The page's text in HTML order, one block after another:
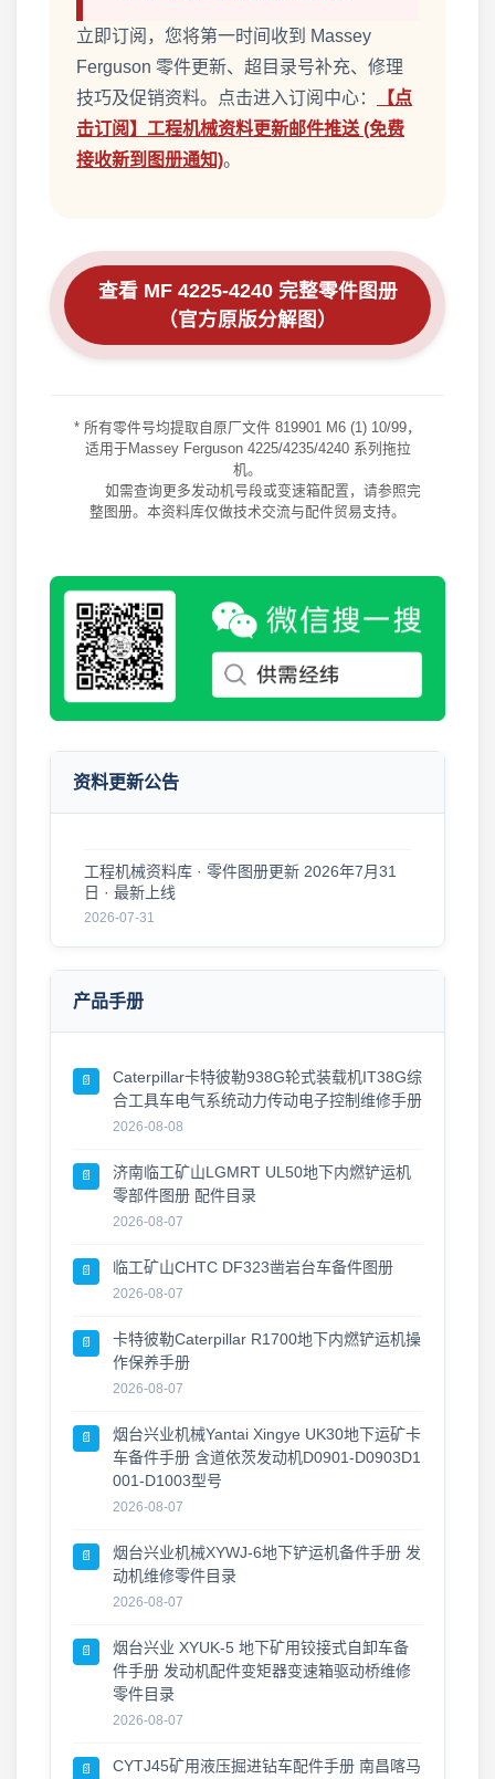
立即订阅，您将第一时间收到 Massey
Ferguson 零件更新、超目录号补充、修理
技巧及促销资料。点击进入订阅中心：
【点
击订阅】工程机械资料更新邮件推送 (免费
接收新到图册通知)。
查看 MF 4225-4240 完整零件图册
（官方原版分解图）
* 所有零件号均提取自原厂文件 819901 M6 (1) 10/99，
适用于Massey Ferguson 4225/4235/4240 系列拖拉
机。
如需查询更多发动机号段或变速箱配置，请参照完
整图册。本资料库仅做技术交流与配件贸易支持。
资料更新公告
2026年8月7日 工程机械资料库 · 更新公告
2026-08-07
工程机械资料库 · 更新公告 2026年8月5日
新公告
日 · 最新上线
2026-07-31
工程机械零件图册更新 · 2026年7月29日
2026-07-29
工程机械资料更新 · 零件图册·维修手册 2026年
7月27日 · 新版上线
2026-07-27
工程机械零件图册更新 · 2026年7月26日
2026-07-26
2026-07-26
2026-07-24
产品手册
📄
Caterpillar卡特彼勒938G轮式装载机IT38G综
合工具车电气系统动力传动电子控制维修手册
2026-08-08
📄
济南临工矿山LGMRT UL50地下内燃铲运机
零部件图册 配件目录
2026-08-07
📄 临工矿山CHTC DF323凿岩台车备件图册
2026-08-07
📄
卡特彼勒Caterpillar R1700地下内燃铲运机操
作保养手册
2026-08-07
📄
烟台兴业机械Yantai Xingye UK30地下运矿卡
车备件手册 含道依茨发动机D0901-D0903D1
001-D1003型号
2026-08-07
📄
烟台兴业机械XYWJ-6地下铲运机备件手册 发
动机维修零件目录
2026-08-07
📄
烟台兴业 XYUK-5 地下矿用铰接式自卸车备
件手册 发动机配件变矩器变速箱驱动桥维修
零件目录
2026-08-07
📄 CYTJ45矿用液压掘进钻车配件手册 南昌喀马